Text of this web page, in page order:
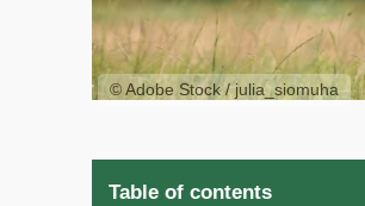
© Adobe Stock / julia_siomuha
Table of contents